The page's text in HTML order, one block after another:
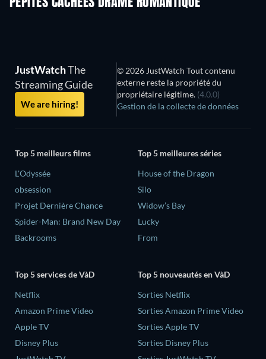
PÉPITES CACHÉES DRAME ROMANTIQUE
JustWatchThe
Streaming Guide
We are hiring!
© 2026 JustWatch Tout contenu
externe reste la propriété du
propriétaire légitime. (4.0.0)
Gestion de la collecte de données
Top 5 meilleurs films
L'Odyssée
obsession
Projet Dernière Chance
Spider-Man: Brand New Day
Backrooms
Top 5 meilleures séries
House of the Dragon
Silo
Widow’s Bay
Lucky
From
Top 5 services de VàD
Netflix
Amazon Prime Video
Apple TV
Disney Plus
Top 5 nouveautés en VàD
Sorties Netflix
Sorties Amazon Prime Video
Sorties Apple TV
Sorties Disney Plus